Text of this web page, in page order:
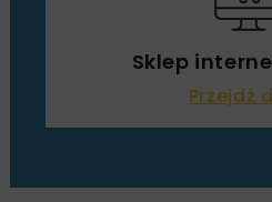
Sklep
Przejdź